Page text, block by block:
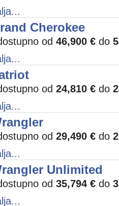
Cherokee
od 46,900 € do
od 24,810 € do
od 29,490 € do
Unlimited
od 35,794 € do